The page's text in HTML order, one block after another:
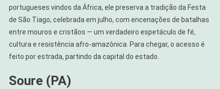
portugueses vindos da África, ele preserva a tradição da Festa
de São Tiago, celebrada em julho, com encenações de batalhas
entre mouros e cristãos — um verdadeiro espetáculo de fé,
cultura e resistência afro-amazônica. Para chegar, o acesso é
feito por estrada, partindo da capital do estado.
Soure (PA)